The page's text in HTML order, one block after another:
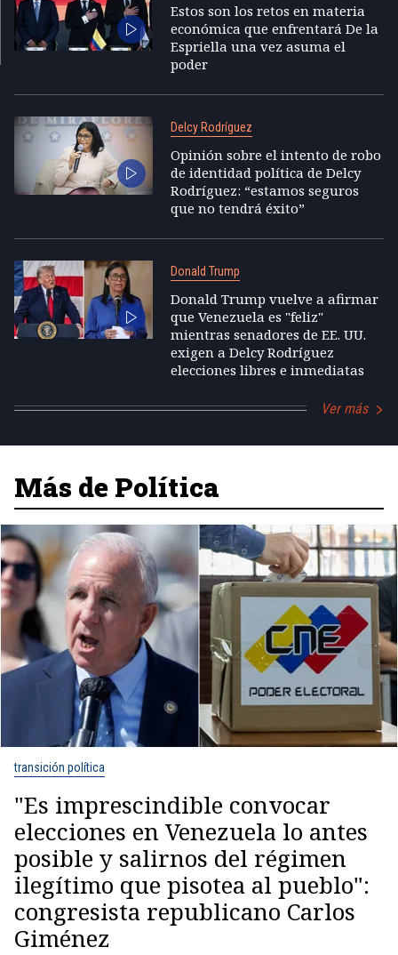
Estos son los retos en materia
económica que enfrentará De la
Espriella una vez asuma el
poder
Delcy Rodríguez
Opinión sobre el intento de robo
de identidad política de Delcy
Rodríguez: “estamos seguros
que no tendrá éxito”
Donald Trump
Donald Trump vuelve a afirmar
que Venezuela es "feliz"
mientras senadores de EE. UU.
exigen a Delcy Rodríguez
elecciones libres e inmediatas
Ver más
Más de Política
transición política
"Es imprescindible convocar
elecciones en Venezuela lo antes
posible y salirnos del régimen
ilegítimo que pisotea al pueblo":
congresista republicano Carlos
Giménez